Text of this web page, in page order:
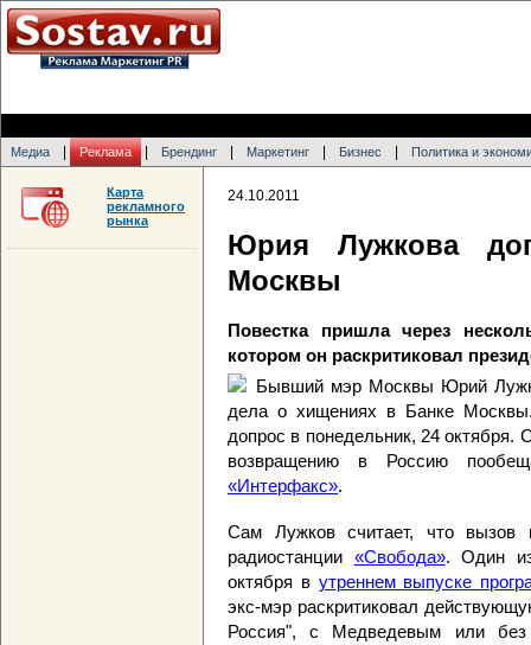
Медиа Реклама Брендинг Маркетинг Бизнес Политика и
24.10.2011
Юрия Лужкова
Москвы
Повестка пришла через
котором он раскритиковал
Бывший мэр Москвы Юрий
дела о хищениях в Банке
допрос в понедельник, 24 октября.
возвращению в Россию
«Интерфакс».
Сам Лужков считает, что вызов
радиостанции «Свобода». Один
октября в утреннем выпуске
экс-мэр раскритиковал
Россия", с Медведевым или
Карта
рекламного
рынка